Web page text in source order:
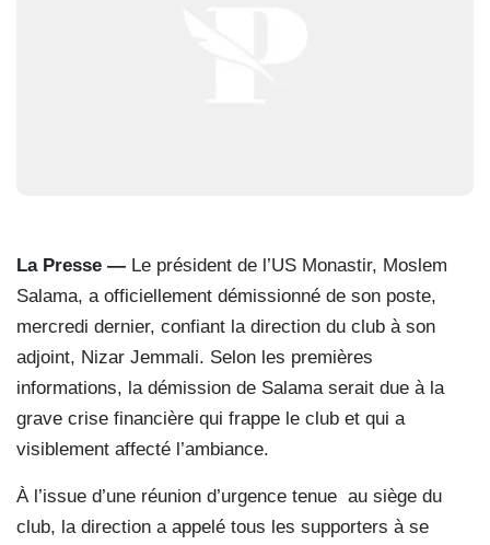
La Presse — Le président de l’US Monastir, Moslem
Salama, a officiellement démissionné de son poste,
mercredi dernier, confiant la direction du club à son
adjoint, Nizar Jemmali. Selon les premières
informations, la démission de Salama serait due à la
grave crise financière qui frappe le club et qui a
visiblement affecté l’ambiance.
À l’issue d’une réunion d’urgence tenue au siège du
club, la direction a appelé tous les supporters à se